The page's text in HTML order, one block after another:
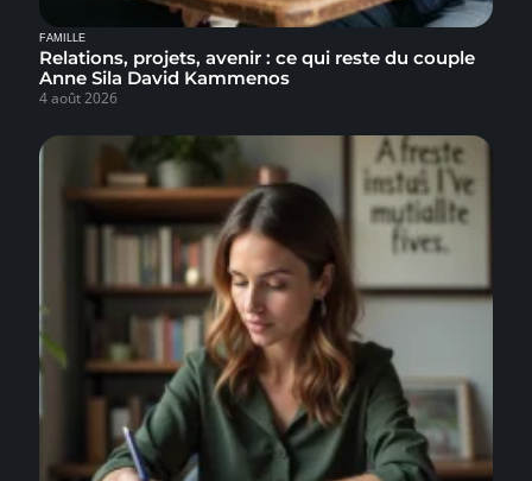
FAMILLE
Relations, projets, avenir : ce qui reste du couple
Anne Sila David Kammenos
4 août 2026